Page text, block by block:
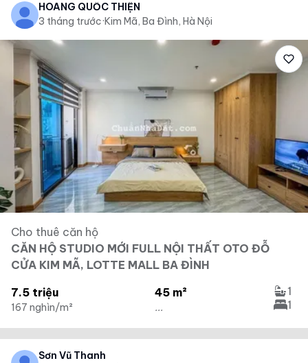
HOÀNG QUỐC THIỆN
3 tháng trước·Kim Mã, Ba Đình, Hà Nội
Cho thuê căn hộ
CĂN HỘ STUDIO MỚI FULL NỘI THẤT OTO ĐỖ
CỬA KIM MÃ, LOTTE MALL BA ĐÌNH
7.5 triệu
167 nghìn/m²
45 m²
...
1
1
Sơn Vũ Thanh